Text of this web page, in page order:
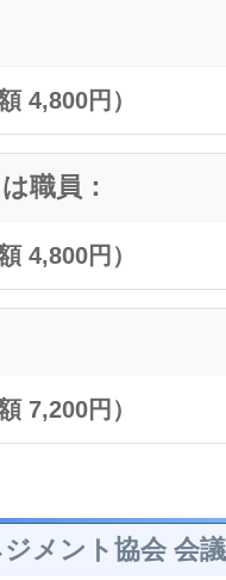
4,800円）
職員：
4,800円）
7,200円）
メント協会 会